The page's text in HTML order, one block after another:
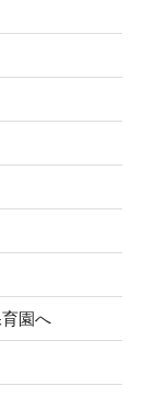
園へ